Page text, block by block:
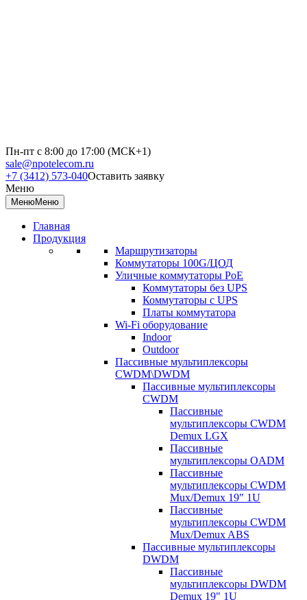
Пн-пт с 8:00 до 17:00 (МСК+1)
sale@npotelecom.ru
+7 (3412) 573-040Оставить заявку
Меню
МенюМеню
Главная
Продукция
Маршрутизаторы
Коммутаторы 100G/ЦОД
Уличные коммутаторы PoE
Коммутаторы без UPS
Коммутаторы с UPS
Платы коммутатора
Wi-Fi оборудование
Indoor
Outdoor
Пассивные мультиплексоры
CWDM\DWDM
Пассивные мультиплексоры
CWDM
Пассивные
мультиплексоры CWDM
Demux LGX
Пассивные
мультиплексоры OADM
Пассивные
мультиплексоры CWDM
Mux/Demux 19" 1U
Пассивные
мультиплексоры CWDM
Mux/Demux ABS
Пассивные мультиплексоры
DWDM
Пассивные
мультиплексоры DWDM
Demux 19" 1U